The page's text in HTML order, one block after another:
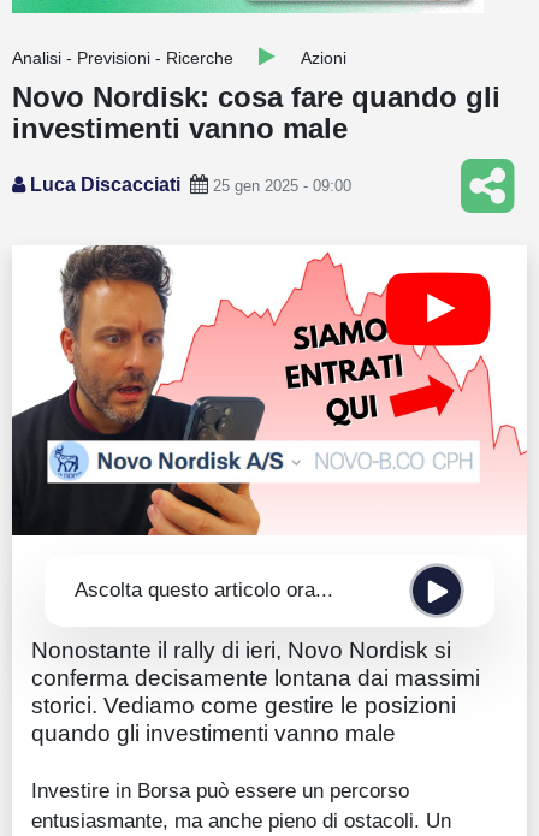
Quotazioni
Conto IG
Guru Monitor
Altro
Analisi - Previsioni - Ricerche Azioni
Novo Nordisk: cosa fare quando gli
investimenti vanno male
Luca Discacciati 25 gen 2025 - 09:00
Ascolta questo articolo ora...
Nonostante il rally di ieri, Novo Nordisk si
conferma decisamente lontana dai massimi
storici. Vediamo come gestire le posizioni
quando gli investimenti vanno male
Investire in Borsa può essere un percorso
entusiasmante, ma anche pieno di ostacoli. Un